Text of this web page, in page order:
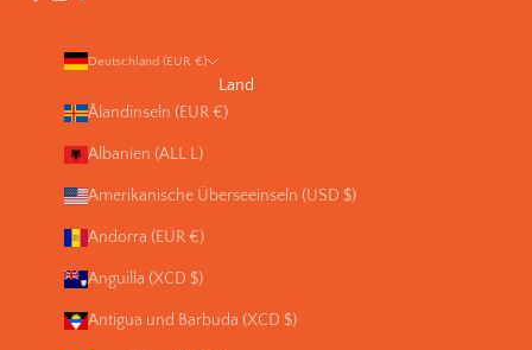
Deutschland (EUR €)
Land
Ålandinseln (EUR €)
Albanien (ALL L)
Amerikanische Überseeinseln (USD $)
Andorra (EUR €)
Anguilla (XCD $)
Antigua und Barbuda (XCD $)